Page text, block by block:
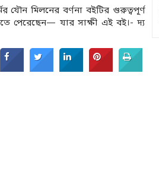
যৌন মিলনের বর্ণনা বইটির গুরুত্বপূর্ণ
পেরেছেন— যার সাক্ষী এই বই।- দ্য